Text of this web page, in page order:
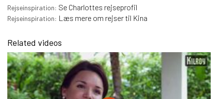
Rejseinspiration: Se Charlottes rejseprofil
Rejseinspiration: Læs mere om rejser til Kina
Related videos